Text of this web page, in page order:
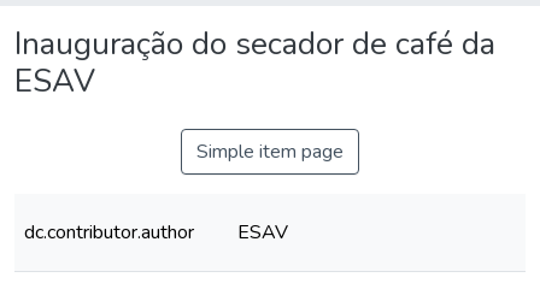
Inauguração do secador de café da
ESAV
Simple item page
dc.contributor.author ESAV